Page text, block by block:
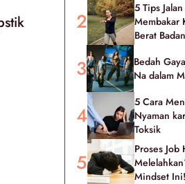
5 Tips
Membakar
Berat Badan
Bedah
Na dalam
5 Cara
Nyaman
Toksik
Proses Job
Mindset Ini!